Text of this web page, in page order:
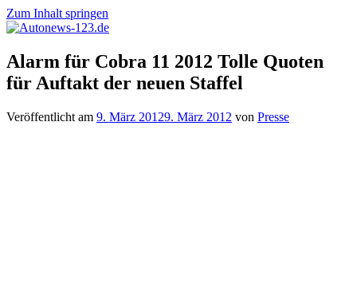
Zum Inhalt springen
Autonews-
123.de
Autonews
mit
Charme
Alarm für Cobra 11 2012 Tolle Quoten
für Auftakt der neuen Staffel
Veröffentlicht am 9. März 20129. März 2012 von Presse